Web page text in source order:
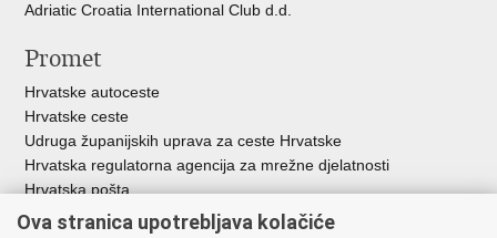
Adriatic Croatia International Club d.d.
Promet
Hrvatske autoceste
Hrvatske ceste
Udruga županijskih uprava za ceste Hrvatske
Hrvatska regulatorna agencija za mrežne djelatnosti
Hrvatska pošta
HŽ Infrastruktura d.o.o.
Ova stranica upotrebljava kolačiće